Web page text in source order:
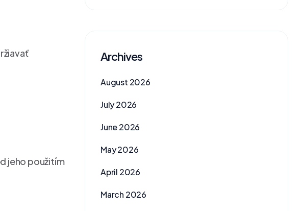
jeho použitím
Archives
August 2026
July 2026
June 2026
May 2026
April 2026
March 2026